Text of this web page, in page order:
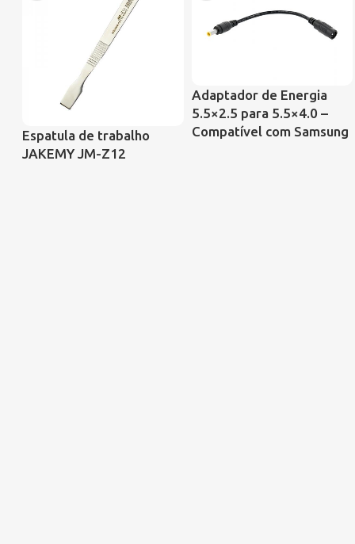
Espatula de trabalho
JAKEMY JM-Z12
Adaptador de Energia
5.5×2.5 para 5.5×4.0 –
Compatível com Samsung